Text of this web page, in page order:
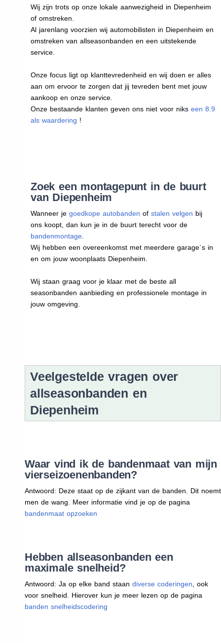
Wij zijn trots op onze lokale aanwezigheid in Diepenheim
of omstreken.
Al jarenlang voorzien wij automobilisten in Diepenheim en
omstreken van allseasonbanden en een uitstekende
service.
Onze focus ligt op klanttevredenheid en wij doen er alles
aan om ervoor te zorgen dat jij tevreden bent met jouw
aankoop en onze service.
Onze bestaande klanten geven ons niet voor niks een 8.9
als waardering !
Zoek een montagepunt in de buurt
van Diepenheim
Wanneer je goedkope autobanden of stalen velgen bij
ons koopt, dan kun je in de buurt terecht voor de
bandenmontage.
Wij hebben een overeenkomst met meerdere garage`s in
en om jouw woonplaats Diepenheim.
Wij staan graag voor je klaar met de beste all
seasonbanden aanbieding en professionele montage in
jouw omgeving.
Veelgestelde vragen over
allseasonbanden en
Diepenheim
Waar vind ik de bandenmaat van mijn
vierseizoenenbanden?
Antwoord: Deze staat op de zijkant van de banden. Dit noemt
men de wang. Meer informatie vind je op de pagina
bandenmaat opzoeken
Hebben allseasonbanden een
maximale snelheid?
Antwoord: Ja op elke band staan diverse coderingen , ook
voor snelheid. Hierover kun je meer lezen op de pagina
banden snelheidscodering